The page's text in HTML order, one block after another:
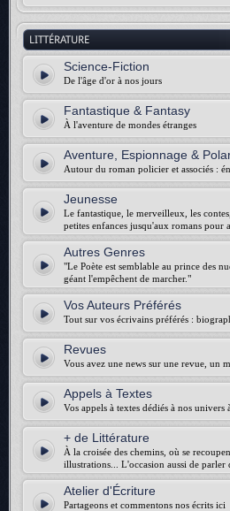
LITTÉRATURE
Science-Fiction
De l'âge d'or à nos jours
Fantastique & Fantasy
À l'aventure de mondes étranges
Aventure, Espionnage &
Autour du roman policier et associés :
Jeunesse
Le fantastique, le merveilleux, les
petites enfances jusqu'aux romans pour
Autres Genres
"Le Poète est semblable au prince des
géant l'empêchent de marcher."
Vos Auteurs Préférés
Tout sur vos écrivains préférés :
Revues
Vous avez une news sur une revue, un
Appels à Textes
Vos appels à textes dédiés à nos
+ de Littérature
À la croisée des chemins, où se
illustrations... L'occasion aussi de parler
Atelier d'Écriture
Partageons et commentons nos écrits ici